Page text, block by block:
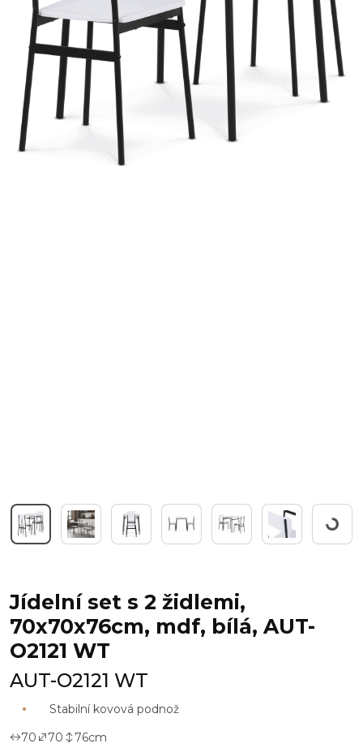
Jídelní set s 2 židlemi,
70x70x76cm, mdf, bílá, AUT-
O2121 WT
AUT-O2121 WT
Stabilní kovová podnož
70
70 76cm